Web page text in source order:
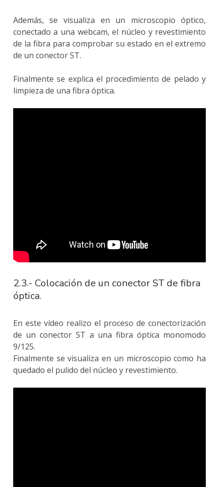
Además, se visualiza en un microscopio óptico,
conectado a una webcam, el núcleo y revestimiento
de la fibra para comprobar su estado en el extremo
de un conector ST.
Finalmente se explica el procedimiento de pelado y
limpieza de una fibra óptica.
2.3.- Colocación de un conector ST de fibra
óptica.
En este vídeo realizo el proceso de conectorización
de un conector ST a una fibra óptica monomodo
9/125.
Finalmente se visualiza en un microscopio como ha
quedado el pulido del núcleo y revestimiento.